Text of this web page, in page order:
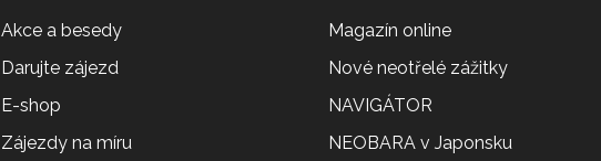
Akce a besedy
Darujte zájezd
E-shop
Zájezdy na míru
Magazín online
Nové neotřelé zážitky
NAVIGÁTOR
NEOBARA v Japonsku